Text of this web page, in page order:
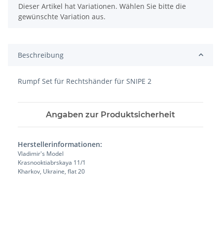
x
Dieser Artikel hat Variationen. Wählen Sie bitte die
gewünschte Variation aus.
Beschreibung
Rumpf Set für Rechtshänder für SNIPE 2
Angaben zur Produktsicherheit
Herstellerinformationen:
Vladimir's Model
Krasnooktiabrskaya 11/1
Kharkov, Ukraine, flat 20